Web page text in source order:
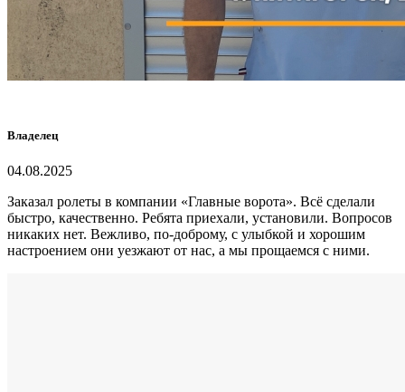
Владелец
04.08.2025
Заказал ролеты в компании «Главные ворота». Всё сделали
быстро, качественно. Ребята приехали, установили. Вопросов
никаких нет. Вежливо, по-доброму, с улыбкой и хорошим
настроением они уезжают от нас, а мы прощаемся с ними.